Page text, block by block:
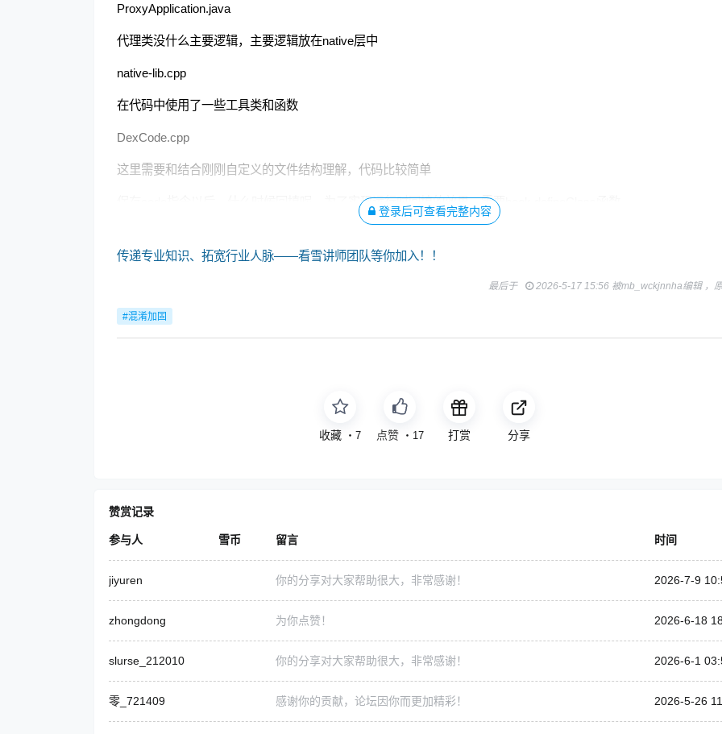
ProxyApplication.java
代理类没什么主要逻辑，主要逻辑放在native层中
native-lib.cpp
在代码中使用了一些工具类和函数
DexCode.cpp
这里需要和结合刚刚自定义的文件结构理解，代码比较简单
保存code指令以后，什么时候回填呢，为了实现运行时回填的效果，需要hook defineClass函数
登录后可查看完整内容
传递专业知识、拓宽行业人脉——看雪讲师团队等你加入！！
最后于 2026-5-17 15:56 被mb_wckjnnha编辑 ，原
#混淆加固
收藏 ・7 免费 ・ 17 打赏 分享
赞赏记录
参与人 雪币 留言 时间
jiyuren 你的分享对大家帮助很大，非常感谢！ 2026-7-9
zhongdong 为你点赞！ 2026-6-18
slurse_212010 你的分享对大家帮助很大，非常感谢！ 2026-6-1
零_721409 感谢你的贡献，论坛因你而更加精彩！ 2026-5-26